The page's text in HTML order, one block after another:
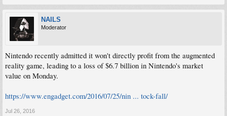
NAILS
Moderator
Nintendo recently admitted it won't directly profit from the augmented
reality game, leading to a loss of $6.7 billion in Nintendo's market
value on Monday.
https://www.engadget.com/2016/07/25/nin ... tock-fall/
Jul 26, 2016